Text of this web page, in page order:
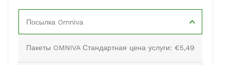
Посылка Omniva
Пакеты OMNIVA Стандартная цена услуги: €5,49